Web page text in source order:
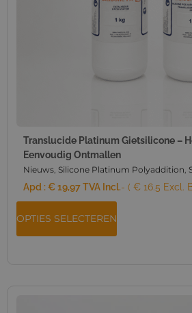
Translucide Platinum Gietsilicone –
Eenvoudig Ontmallen
Nieuws, Silicone Platinum Polyaddition,
Apd :€19,97TVA Incl.- ( € 16.5 Excl.
OPTIES SELECTEREN